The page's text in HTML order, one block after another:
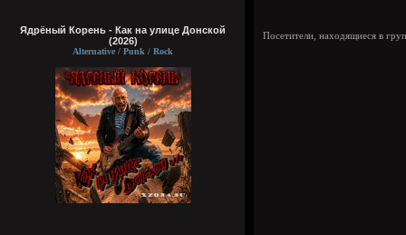
Ядрёный Корень - Как на улице Донской
(2026)
Alternative / Punk / Rock
Посетители, находящиеся в